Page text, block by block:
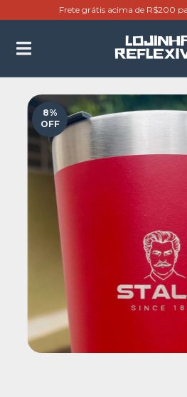
Frete grátis acima de R$200
8%
OFF